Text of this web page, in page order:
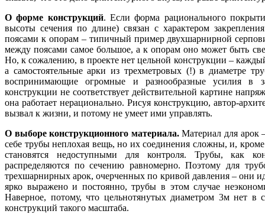
О форме конструкций. Если форма рационального
высоты сечения по длине) связан с характером
поясами к опорам – типичный пример двухшарнирной
между поясами самое большое, а к опорам оно может быть
Но, к сожалению, в проекте нет цельной конструкции –
а самостоятельные арки из трехметровых (!) в диаметре
воспринимающие огромные и разнообразные усилия в
конструкции не соответствует действительной картине
она работает нерационально. Рисуя конструкцию, автор-
вызвал к жизни, и потому не умеет ими управлять.
О выборе конструкционного материала.Материал для арок
себе трубы неплохая вещь, но их соединения сложны, и,
становятся недоступными для контроля. Трубы, как
распределяются по сечению равномерно. Поэтому для
трехшарнирных арок, очерченных по кривой давления – они
ярко выражено и постоянно, трубы в этом случае
Наверное, потому, что цельнотянутых диаметром 3м нет в
конструкций такого масштаба.